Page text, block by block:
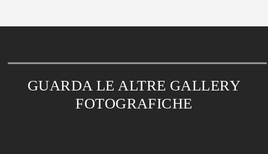
GUARDA LE ALTRE GALLERY
FOTOGRAFICHE